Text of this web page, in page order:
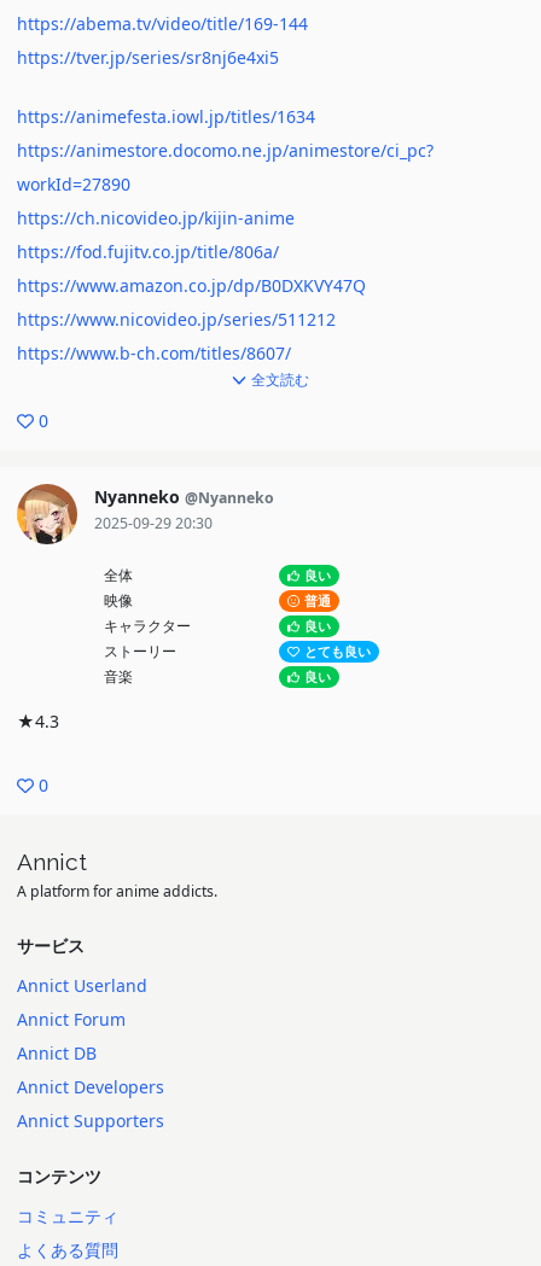
https://abema.tv/video/title/169-144
https://tver.jp/series/sr8nj6e4xi5
https://animefesta.iowl.jp/titles/1634
https://animestore.docomo.ne.jp/animestore/ci_pc?
workId=27890
https://ch.nicovideo.jp/kijin-anime
https://fod.fujitv.co.jp/title/806a/
https://www.amazon.co.jp/dp/B0DXKVY47Q
https://www.nicovideo.jp/series/511212
https://www.b-ch.com/titles/8607/
全文読む
0
Nyanneko @Nyanneko
2025-09-29 20:30
全体 良い
映像 普通
キャラクター 良い
ストーリー とても良い
音楽 良い
★4.3
0
Annict
A platform for anime addicts.
サービス
Annict Userland
Annict Forum
Annict DB
Annict Developers
Annict Supporters
コンテンツ
コミュニティ
よくある質問